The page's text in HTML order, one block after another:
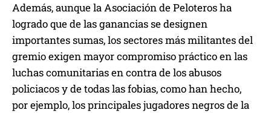
Además, aunque la Asociación de Peloteros ha
logrado que de las ganancias se designen
importantes sumas, los sectores más militantes del
gremio exigen mayor compromiso práctico en las
luchas comunitarias en contra de los abusos
policiacos y de todas las fobias, como han hecho,
por ejemplo, los principales jugadores negros de la